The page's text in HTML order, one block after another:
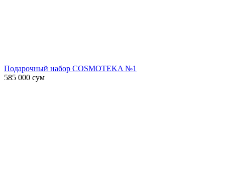
Подарочный набор COSMOTEKA №1
585 000 сум